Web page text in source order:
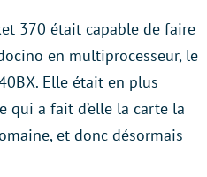
370 était capable de faire
en multiprocesseur, le
Elle était en plus
qui a fait d’elle la carte la
et donc désormais